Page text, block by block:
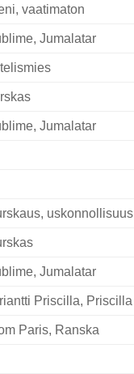
vaatimaton
Jumalatar
Jumalatar
uskonnollisuus
Jumalatar
Priscilla, Priscilla
Paris, Ranska